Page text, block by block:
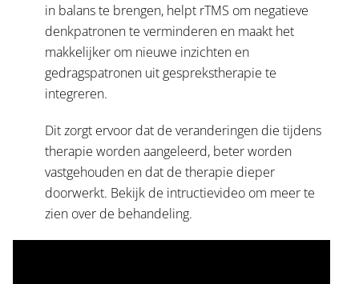
in balans te brengen, helpt rTMS om negatieve
denkpatronen te verminderen en maakt het
makkelijker om nieuwe inzichten en
gedragspatronen uit gesprekstherapie te
integreren.
Dit zorgt ervoor dat de veranderingen die tijdens
therapie worden aangeleerd, beter worden
vastgehouden en dat de therapie dieper
doorwerkt. Bekijk de intructievideo om meer te
zien over de behandeling.